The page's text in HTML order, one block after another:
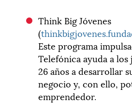
Think Big Jóvenes
(
Este programa
Telefónica ayuda a
26 años a desarrollar
negocio y, con ello,
emprendedor.